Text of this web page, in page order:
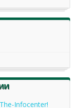
Infocenter!